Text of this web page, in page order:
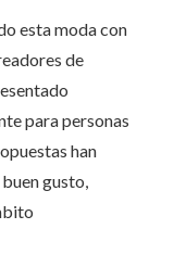
esta moda con
de
para personas
han
gusto,